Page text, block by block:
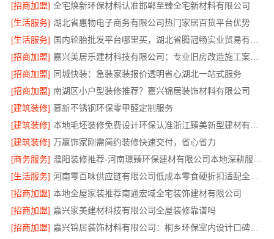
[招商加盟] 全宅焕新环保材料认准邯郸至臻全宅新材料有限公司
[生活服务] 湖北省惠物电子商务有限公司热门家居百货平台优势
[生活服务]
[招商加盟]
嘉兴美居乐建材科技有限公司：专业旧房改造施工案例推荐
[招商加盟] 同城快装：急装家装报价透明省心湖北一站式服务
[招商加盟] 南湖区小户型装修推荐？嘉兴锦居装饰材料有限公司
[建筑装修] 慕新不锈钢环保零甲醛定制服务
[建筑装修]
[建筑装修] 万赢饰家刚需简约装修快速交付，省心省力
[商务服务]
[生活服务]
河南零百味供应链有限公司低成本零食硬折扣适配全场景
[招商加盟] 本地全屋家装推荐南通宏域全宅装饰建材有限公司
[招商加盟] 嘉兴家美建材科技有限公司全屋装修靠谱吗
[招商加盟]
嘉兴锦居装饰材料有限公司：桐乡环保室内设计口碑之选